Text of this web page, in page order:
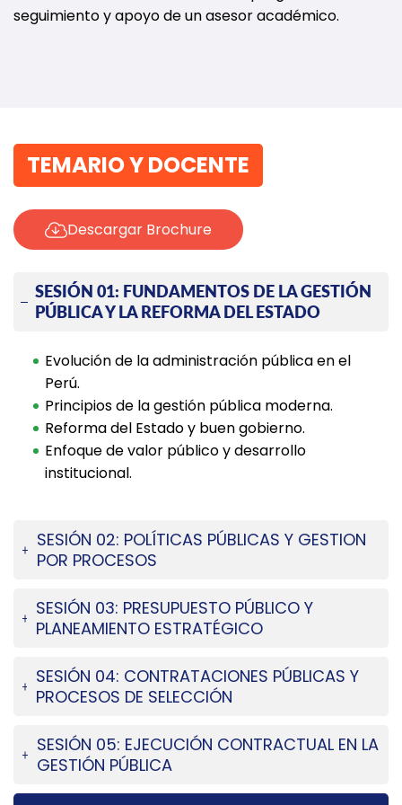
seguimiento y apoyo de un asesor académico.
TEMARIO Y DOCENTE
Descargar Brochure
SESIÓN 01: FUNDAMENTOS DE LA GESTIÓN
PÚBLICA Y LA REFORMA DEL ESTADO
Evolución de la administración pública en el
Perú.
Principios de la gestión pública moderna.
Reforma del Estado y buen gobierno.
Enfoque de valor público y desarrollo
institucional.
SESIÓN 02: POLÍTICAS PÚBLICAS Y GESTION
POR PROCESOS
SESIÓN 03: PRESUPUESTO PÚBLICO Y
PLANEAMIENTO ESTRATÉGICO
SESIÓN 04: CONTRATACIONES PÚBLICAS Y
PROCESOS DE SELECCIÓN
SESIÓN 05: EJECUCIÓN CONTRACTUAL EN LA
GESTIÓN PÚBLICA